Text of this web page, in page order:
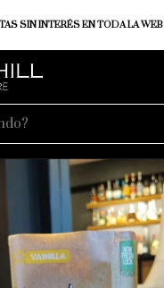
SIN INTERÉS EN TODA LA WEB